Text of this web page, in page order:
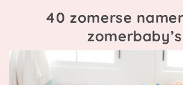
40 zomerse
zomerbaby’s